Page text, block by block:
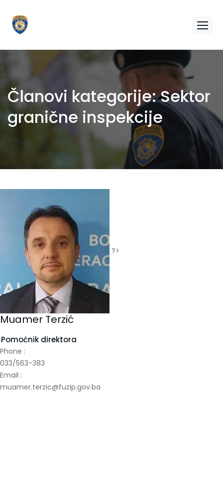
Članovi kategorije:Sektor
granične inspekcije
?>
Muamer Terzić
Pomoćnik direktora
Phone :
033/563-383
Email :
muamer.terzic@fuzip.gov.ba